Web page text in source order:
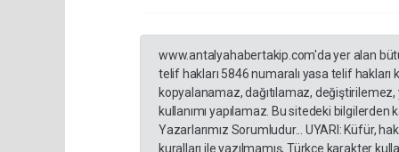
www.antalyahabertakip.com'da yer alan
telif hakları 5846 numaralı yasa telif hakları
kopyalanamaz, dağıtılamaz,
kullanımı yapılamaz. Bu sitedeki bilgilerden
Yazarlarımız Sorumludur... UYARI: Küfür,
kuralları ile yazılmamış, Türkçe karakter